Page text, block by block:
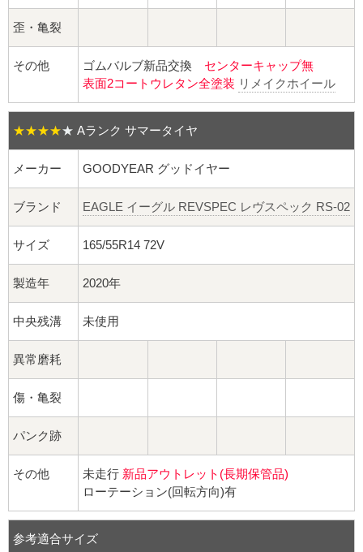
貫通ナット
袋ナット
ロング袋ナット
ショート袋ナット
スチール鉄ホイール
持ち込み交換工賃
歪・亀裂
その他 ゴムバルブ新品交換 センターキャップ無
表面2コートウレタン全塗装 リメイクホイール
★★★★★ Aランク サマータイヤ
メーカー GOODYEAR グッドイヤー
ブランド EAGLE イーグル REVSPEC レヴスペック RS-02
サイズ 165/55R14 72V
製造年 2020年
中央残溝 未使用
異常磨耗
傷・亀裂
パンク跡
その他 未走行 新品アウトレット(長期保管品)
ローテーション(回転方向)有
参考適合サイズ